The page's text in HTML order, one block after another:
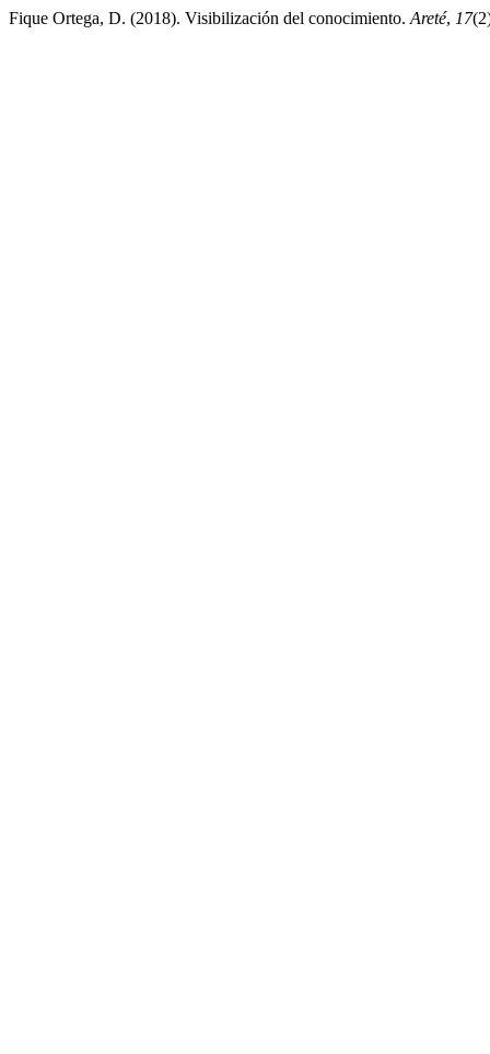
Fique Ortega, D. (2018). Visibilización del conocimiento. Areté, 17